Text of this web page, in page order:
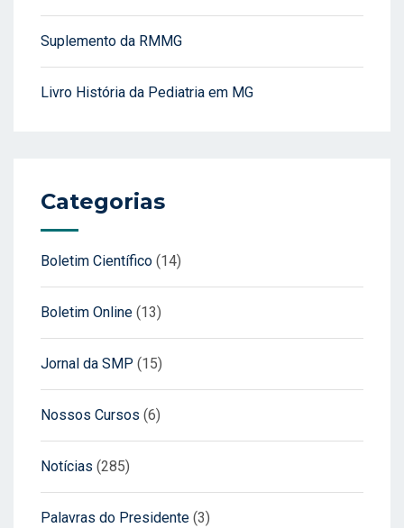
Suplemento da RMMG
Livro História da Pediatria em MG
Categorias
Boletim Científico (14)
Boletim Online (13)
Jornal da SMP (15)
Nossos Cursos (6)
Notícias (285)
Palavras do Presidente (3)